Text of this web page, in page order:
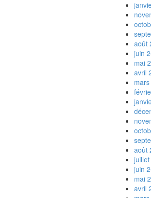
août
juin
mai
avril
août
juin
mai
avril